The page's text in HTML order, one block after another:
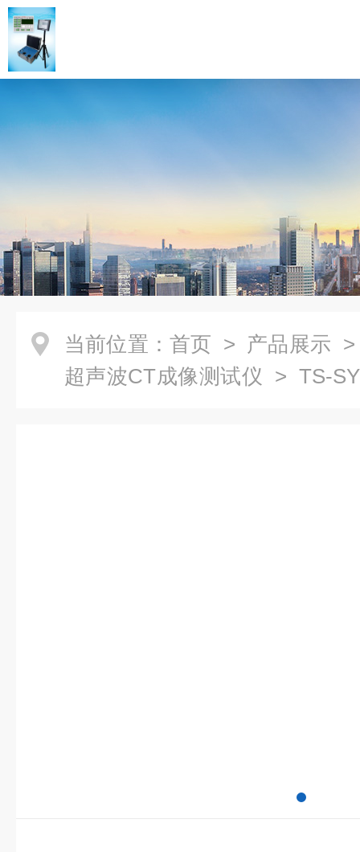
当前位置： 首页 > 产品展示
超声波CT成像测试仪 > TS-